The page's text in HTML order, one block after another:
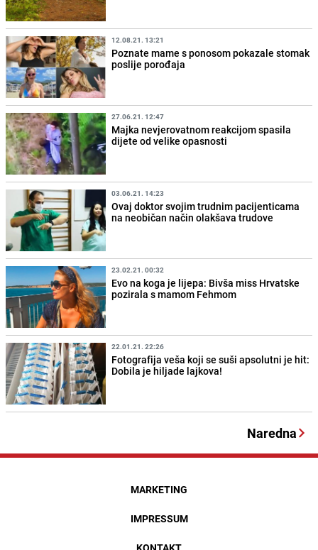
12.08.21. 13:21
Poznate mame s ponosom pokazale stomak
poslije porođaja
27.06.21. 12:47
Majka nevjerovatnom reakcijom spasila
dijete od velike opasnosti
03.06.21. 14:23
Ovaj doktor svojim trudnim pacijenticama
na neobičan način olakšava trudove
23.02.21. 00:32
Evo na koga je lijepa: Bivša miss Hrvatske
pozirala s mamom Fehmom
22.01.21. 22:26
Fotografija veša koji se suši apsolutni je hit:
Dobila je hiljade lajkova!
Naredna
MARKETING
IMPRESSUM